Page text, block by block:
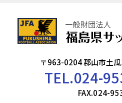
〒963-0204 郡山市土
TEL.024-
FAX.024-